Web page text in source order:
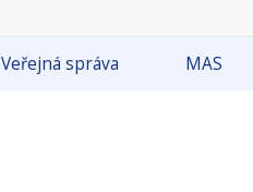
Veřejná správa MAS